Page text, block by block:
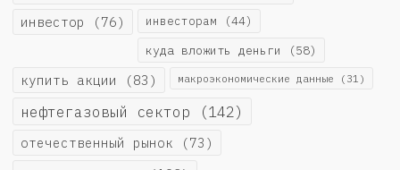
инвестор (76) инвесторам (44)
куда вложить деньги (58)
купить акции (83) макроэкономические данные (31)
нефтегазовый сектор (142)
отечественный рынок (73)